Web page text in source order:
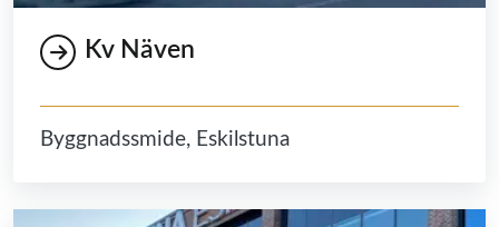
Kv Näven
Byggnadssmide, Eskilstuna